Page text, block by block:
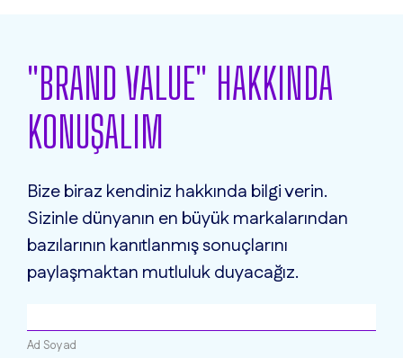
"BRAND VALUE" HAKKINDA
KONUŞALIM
Bize biraz kendiniz hakkında bilgi verin.
Sizinle dünyanın en büyük markalarından
bazılarının kanıtlanmış sonuçlarını
paylaşmaktan mutluluk duyacağız.
Ad Soyad